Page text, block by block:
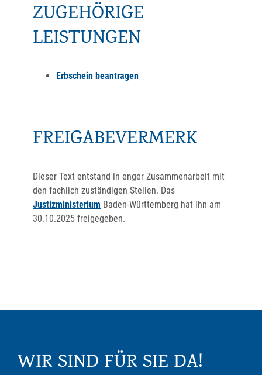
ZUGEHÖRIGE
LEISTUNGEN
Erbschein beantragen
FREIGABEVERMERK
Dieser Text entstand in enger Zusammenarbeit mit
den fachlich zuständigen Stellen. Das
Justizministerium Baden-Württemberg hat ihn am
30.10.2025 freigegeben.
WIR SIND FÜR SIE DA!